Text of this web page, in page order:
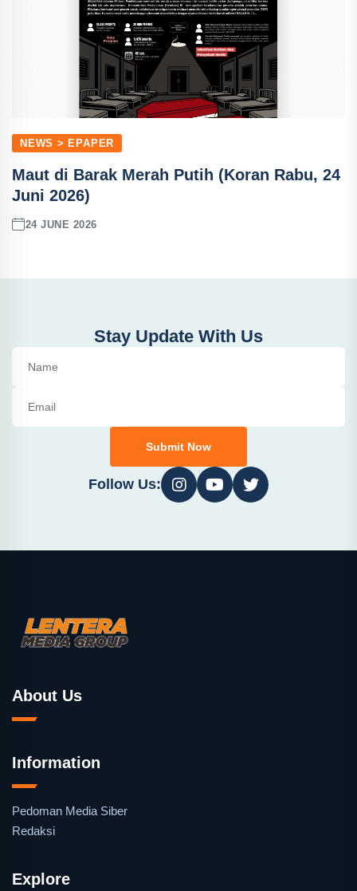
NEWS > EPAPER
Maut di Barak Merah Putih (Koran Rabu, 24
Juni 2026)
24 JUNE 2026
Stay Update With Us
Submit Now
Follow Us:
About Us
Information
Pedoman Media Siber
Redaksi
Explore